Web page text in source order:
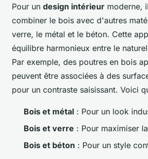
Pour un design intérieur moderne,
combiner le bois avec d'autres
verre, le métal et le béton. Cette
équilibre harmonieux entre le
Par exemple, des poutres en bois
peuvent être associées à des
pour un contraste saisissant. Voici
Bois et métal : Pour un look
Bois et verre : Pour maximiser
Bois et béton : Pour un style